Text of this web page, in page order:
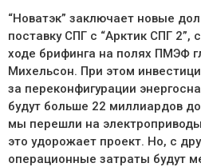
“Новатэк” заключает новые
поставку СПГ с “Арктик СПГ 2”,
ходе брифинга на полях ПМЭФ
Михельсон. При этом
за переконфигурации
будут больше 22 миллиардов
мы перешли на
это удорожает проект. Но, с
операционные затраты будут